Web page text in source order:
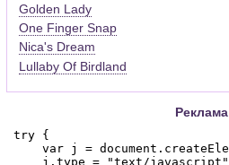
Golden Lady
One Finger Snap
Nica's Dream
Lullaby Of Birdland
Реклама